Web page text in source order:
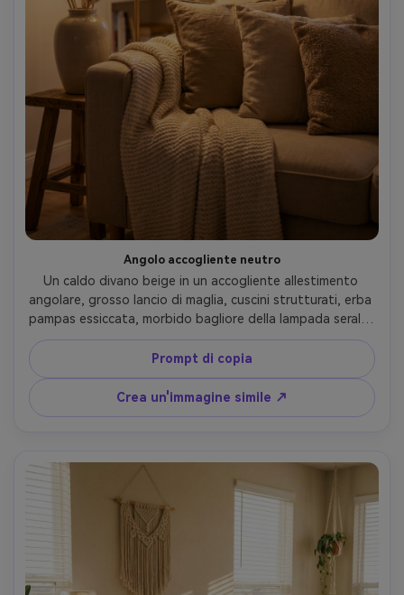
Angolo accogliente neutro
Un caldo divano beige in un accogliente allestimento
angolare, grosso lancio di maglia, cuscini strutturati, erba
pampas essiccata, morbido bagliore della lampada serale,
delicato sfondo bokeh, scattato su Sony A7IV con
obiettivo da 50 mm, f/1.8, fotografia di lifestyle ultra
realistica, caldo colore classificazione, invitante umore
hygge, morbida illuminazione cinematografica-AR 4:5
Prompt di copia
Crea un'immagine simile ↗